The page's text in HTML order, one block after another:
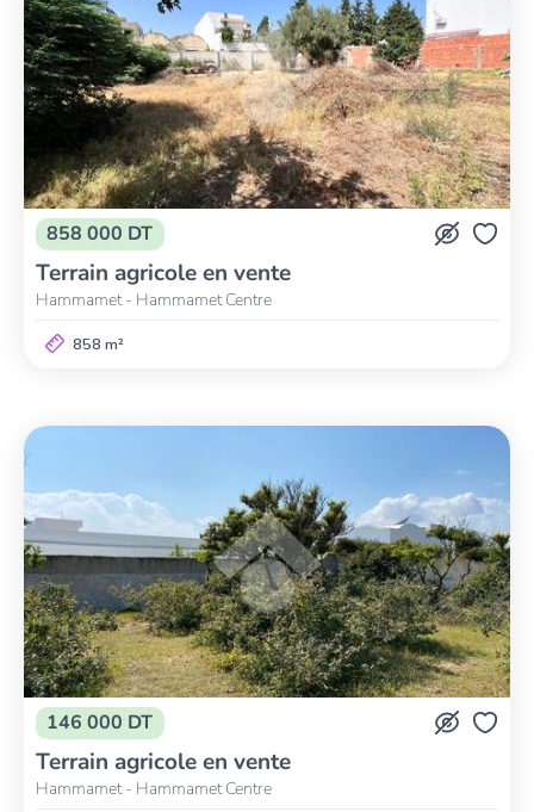
858 000 DT
Terrain agricole en vente
Hammamet - Hammamet Centre
858 m²
146 000 DT
Terrain agricole en vente
Hammamet - Hammamet Centre